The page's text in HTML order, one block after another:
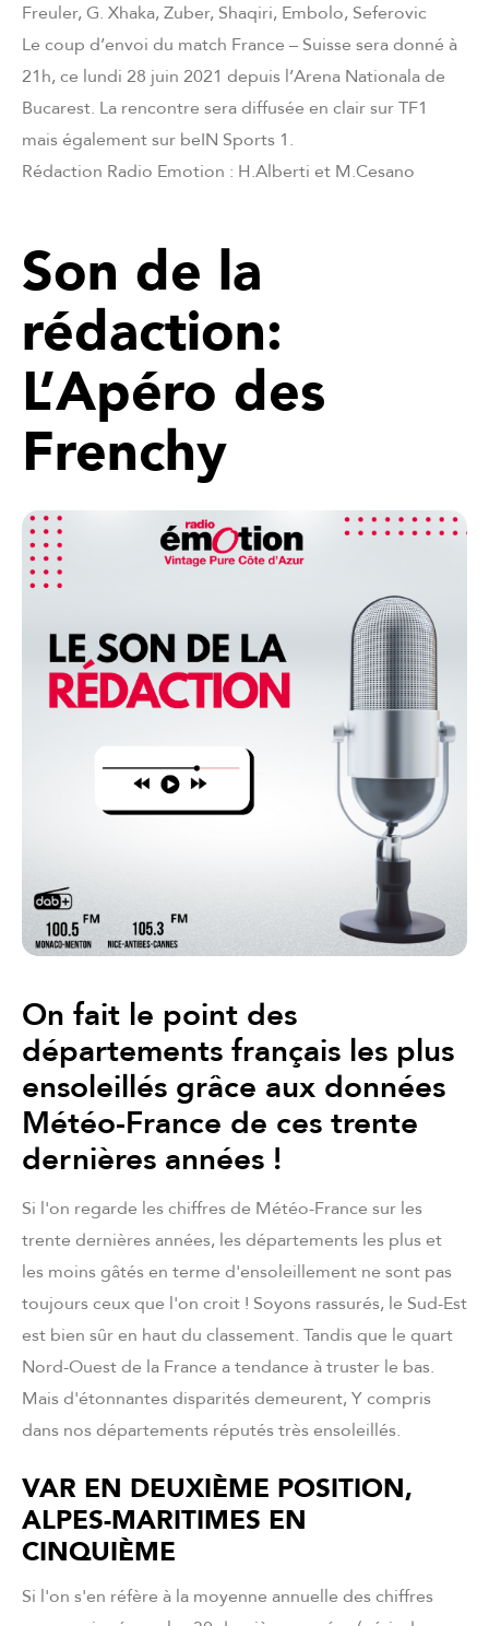
Freuler, G. Xhaka, Zuber, Shaqiri, Embolo, Seferovic
Le coup d’envoi du match France – Suisse sera donné à
21h, ce lundi 28 juin 2021 depuis l’Arena Nationala de
Bucarest. La rencontre sera diffusée en clair sur TF1
mais également sur beIN Sports 1.
Rédaction Radio Emotion : H.Alberti et M.Cesano
Son de la
rédaction:
L’Apéro des
Frenchy
On fait le point des
départements français les plus
ensoleillés grâce aux données
Météo-France de ces trente
dernières années !
Si l'on regarde les chiffres de Météo-France sur les
trente dernières années, les départements les plus et
les moins gâtés en terme d'ensoleillement ne sont pas
toujours ceux que l'on croit ! Soyons rassurés, le Sud-Est
est bien sûr en haut du classement. Tandis que le quart
Nord-Ouest de la France a tendance à truster le bas.
Mais d'étonnantes disparités demeurent, Y compris
dans nos départements réputés très ensoleillés.
VAR EN DEUXIÈME POSITION,
ALPES-MARITIMES EN
CINQUIÈME
Si l'on s'en réfère à la moyenne annuelle des chiffres